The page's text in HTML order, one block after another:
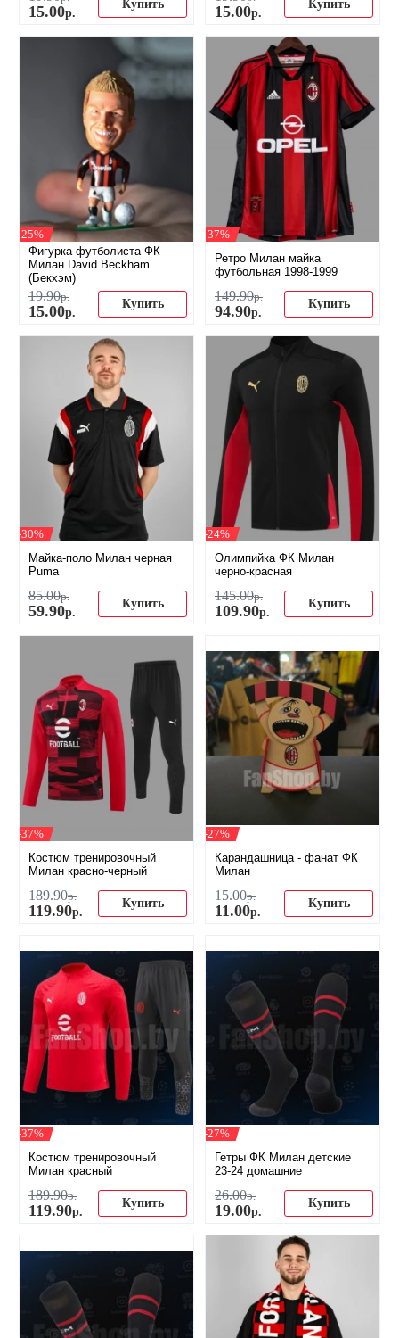
15.00р.
Купить 15.00р.
Купить
-25%
Фигурка футболиста ФК
Милан David Beckham
(Бекхэм)
19.90р.
15.00р.
Купить
-37%
Ретро Милан майка
футбольная 1998-1999
149.90р.
94.90р.
Купить
-30%
Майка-поло Милан черная
Puma
85.00р.
59.90р.
Купить
-24%
Олимпийка ФК Милан
черно-красная
145.00р.
109.90р.
Купить
-37%
Костюм тренировочный
Милан красно-черный
189.90р.
119.90р.
Купить
-27%
Карандашница - фанат ФК
Милан
15.00р.
11.00р.
Купить
-37%
Костюм тренировочный
Милан красный
189.90р.
119.90р.
Купить
-27%
Гетры ФК Милан детские
23-24 домашние
26.00р.
19.00р.
Купить